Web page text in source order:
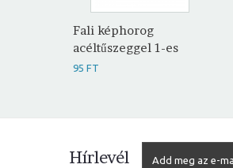
Fali képhorog
acéltűszeggel 1-es
95 FT
Hírlevél